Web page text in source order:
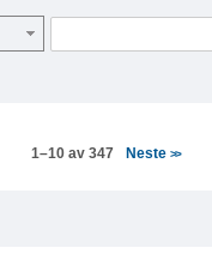
1–10 av 347 Neste >>